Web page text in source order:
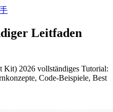
Leitfaden
2026 vollständiges Tutorial:
Code-Beispiele, Best